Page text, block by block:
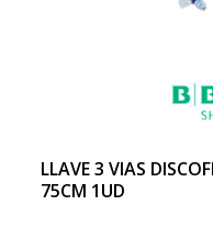
LLAVE 3 VIAS
75CM 1UD